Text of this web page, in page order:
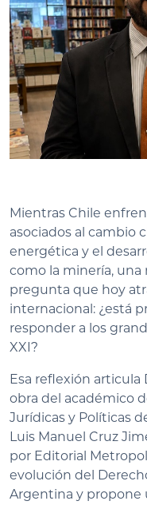
Mientras Chile
asociados al cambio
energética y el
como la minería,
pregunta que hoy
internacional: ¿está
responder a los
XXI?
Esa reflexión
obra del académico
Jurídicas y Políticas
Luis Manuel Cruz
por Editorial
evolución del
Argentina y propone